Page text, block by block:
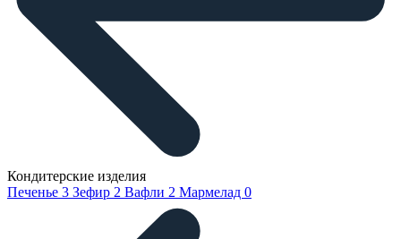
Кондитерские изделия
Печенье 3 Зефир 2 Вафли 2 Мармелад 0